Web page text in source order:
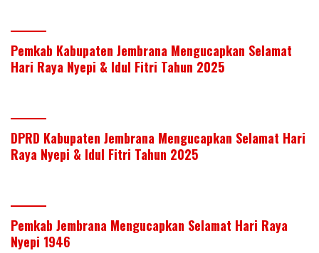
Pemkab Kabupaten Jembrana Mengucapkan Selamat
Hari Raya Nyepi & Idul Fitri Tahun 2025
DPRD Kabupaten Jembrana Mengucapkan Selamat Hari
Raya Nyepi & Idul Fitri Tahun 2025
Pemkab Jembrana Mengucapkan Selamat Hari Raya
Nyepi 1946